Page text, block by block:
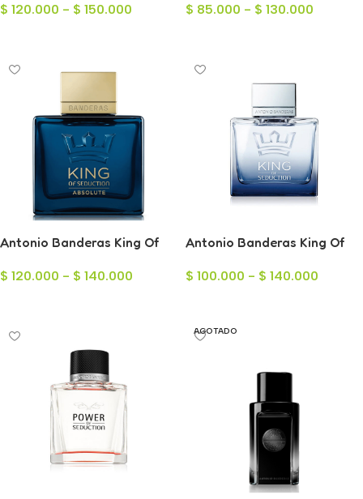
$ 120.000 - $ 150.000
para Hombre
$ 85.000 - $ 130.000
Antonio Banderas King Of
$ 120.000 - $ 140.000
Antonio Banderas King Of
$ 100.000 - $ 140.000
AGOTADO